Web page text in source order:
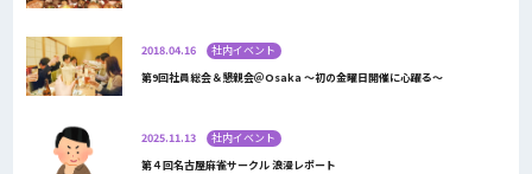
2018.04.16
社内イベント
第9回社員総会＆懇親会＠Osaka 〜初の金曜日開催に心躍る〜
2025.11.13
社内イベント
第４回名古屋麻雀サークル 浪漫レポート